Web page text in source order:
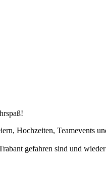
Hochzeiten, Teamevents
gefahren sind und